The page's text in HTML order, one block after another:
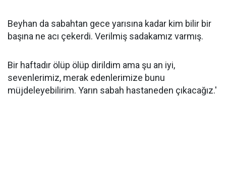
Beyhan da sabahtan gece yarısına kadar kim bilir bir
başına ne acı çekerdi. Verilmiş sadakamız varmış.
Bir haftadır ölüp ölüp dirildim ama şu an iyi,
sevenlerimiz, merak edenlerimize bunu
müjdeleyebilirim. Yarın sabah hastaneden çıkacağız.'